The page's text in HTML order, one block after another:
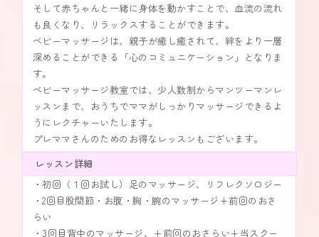
そして赤ちゃんと一緒に身体を動かすことで、血流の流れ
も良くなり、リラックスすることができます。
ベビーマッサージは、親子が癒し癒されて、絆をより一層
深めることができる「心のコミュニケーション」となりま
す。
ベビーマッサージ教室では、少人数制からマンツーマンレ
ッスンまで、おうちでママがしっかりマッサージできるよ
うにレクチャーいたします。
プレママさんのためのお得なレッスンもございます。
レッスン詳細
・初回（１回お試し）足のマッサージ、リフレクソロジー
・2回目股間節・お腹・胸・腕のマッサージ+前回のおさ
らい
・3回目背中のマッサージ、+前回のおさらい+当スクー